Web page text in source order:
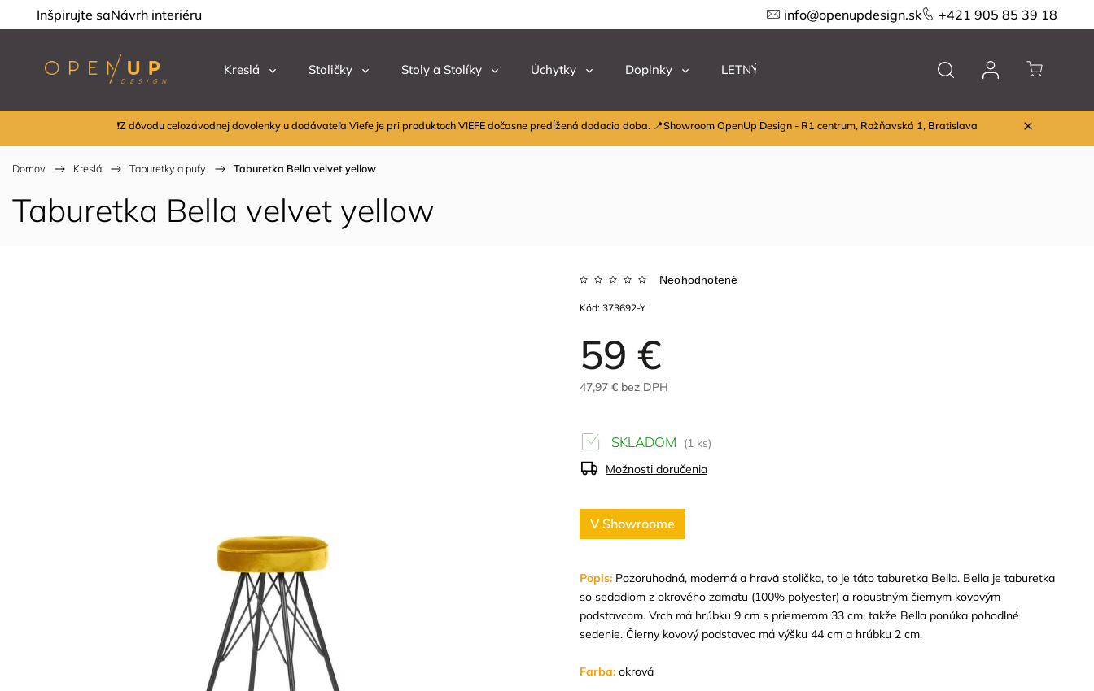
Inšpirujte saNávrh interiéru info@openupdesign.sk +421 905 85 39 18
Kreslá Stoličky Stoly a Stolíky Úchytky Doplnky LETNÝ VÝPREDAJ Značky
❗Z dôvodu celozávodnej dovolenky u dodávateľa Viefe je pri produktoch VIEFE dočasne predĺžená dodacia doba. 📍Showroom OpenUp Design - R1 centrum, Rožňavská 1, Bratislava
Domov / Kreslá / Taburetky a pufy / Taburetka Bella velvet yellow
Taburetka Bella velvet yellow
Neohodnotené
59 €
47,97 € bez DPH
Kód: 373692-Y
V Showroome
Popis: Pozoruhodná, moderná a hravá stolička, to je táto taburetka Bella. Bella je taburetka
so sedadlom z okrového zamatu (100% polyester) a robustným čiernym kovovým
podstavcom. Vrch má hrúbku 9 cm s priemerom 33 cm, takže Bella ponúka pohodlné
sedenie. Čierny kovový podstavec má výšku 44 cm a hrúbku 2 cm.
Farba: okrová
SKLADOM
(1 ks)
Možnosti doručenia